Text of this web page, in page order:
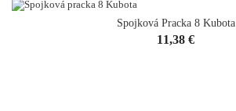
Spojková Pracka 8 Kubota
Cena
11,38 €